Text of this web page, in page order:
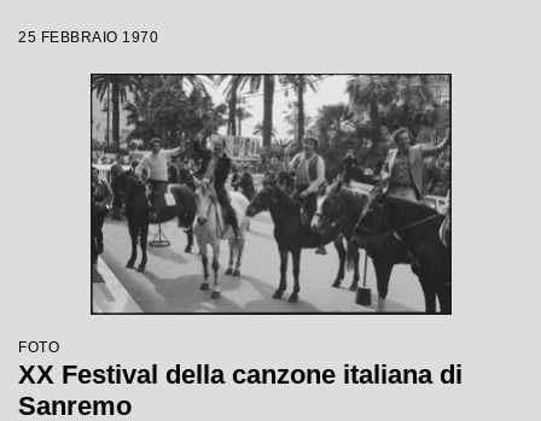
25 FEBBRAIO 1970
FOTO
XX Festival della canzone italiana di
Sanremo